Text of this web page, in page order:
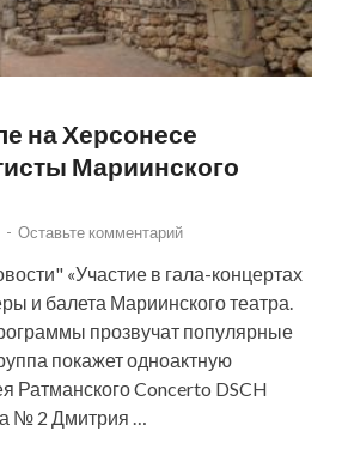
на Херсонесе
Мариинского
- Оставьте комментарий
«Участие в гала-концертах
и балета Мариинского театра.
прозвучат популярные
покажет одноактную
Ратманского Concerto DSCH
№ 2 Дмитрия …